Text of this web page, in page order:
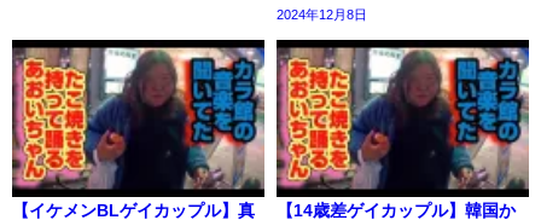
2024年12月8日
【イケメンBLゲイカップル】真
【14歳差ゲイカップル】韓国か